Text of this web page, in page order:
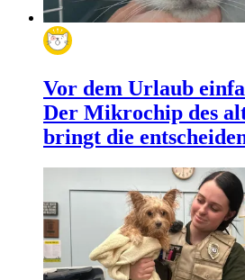
Vor dem Urlaub
Der Mikrochip des
bringt die